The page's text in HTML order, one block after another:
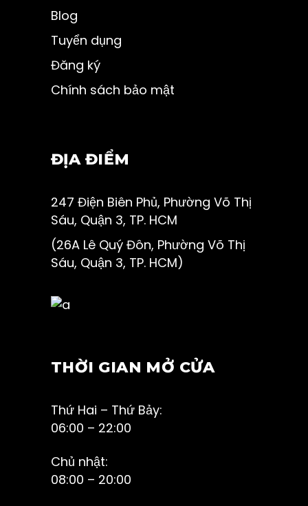
Blog
Tuyển dụng
Đăng ký
Chính sách bảo mật
ĐỊA ĐIỂM
247 Điện Biên Phủ, Phường Võ Thị
Sáu, Quận 3, TP. HCM
(26A Lê Quý Đôn, Phường Võ Thị
Sáu, Quận 3, TP. HCM)
THỜI GIAN MỞ CỬA
Thứ Hai – Thứ Bảy:
06:00 – 22:00
Chủ nhật:
08:00 – 20:00